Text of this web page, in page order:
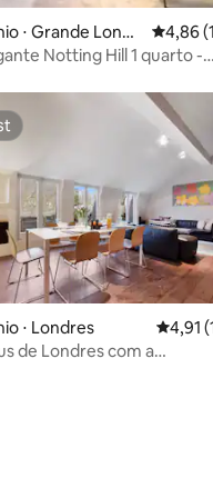
de 5, 29 avaliações
⋅ Grande Londr
4,86 de
4,86
Notting Hill 1 quarto -
⋅ Londres 4,91
4,91
de Londres com a